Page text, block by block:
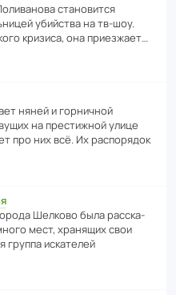
стано­вится
убийства на тв-шоу.
кризиса, она приезжает…
няней и горни­чной
на прес­ти­жной улице
про них всё. Их распо­рядок
Шелково была расска­
мест, хранящих свои
группа иска­телей